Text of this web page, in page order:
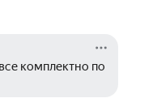
комплектно по